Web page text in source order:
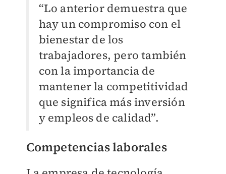
“Lo anterior demuestra que
hay un compromiso con el
bienestar de los
trabajadores, pero también
con la importancia de
mantener la competitividad
que significa más inversión
y empleos de calidad”.
Competencias laborales